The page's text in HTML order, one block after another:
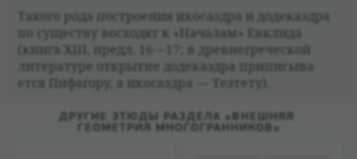
Такого рода постро­е­ния ико­саэдра и доде­каэдра
по суще­ству вос­хо­дят к «Нача­лам» Евклида
(книга XIII, предл. 16—17; в древ­негре­че­ской
лите­ра­туре открытие доде­каэдра при­пи­сы­ва­
ется Пифагору, а ико­саэдра — Теэтету).
ДРУГИЕ ЭТЮДЫ РАЗДЕЛА «ВНЕШНЯЯ
ГЕОМЕТРИЯ МНОГОГРАННИКОВ»